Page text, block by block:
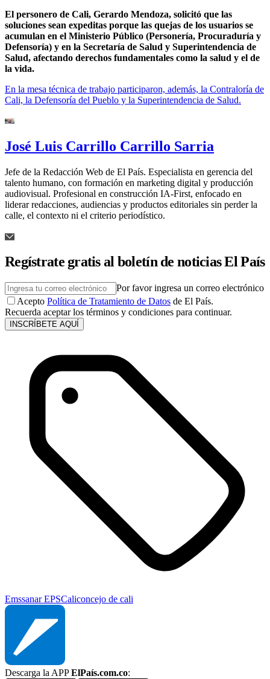
El personero de Cali, Gerardo Mendoza, solicitó que las
soluciones sean expeditas porque las quejas de los usuarios se
acumulan en el Ministerio Público (Personería, Procuraduría y
Defensoría) y en la Secretaría de Salud y Superintendencia de
Salud, afectando derechos fundamentales como la salud y el de
la vida.
En la mesa técnica de trabajo participaron, además, la Contraloría de
Cali, la Defensoría del Pueblo y la Superintendencia de Salud.
José Luis Carrillo Carrillo Sarria
Jefe de la Redacción Web de El País. Especialista en gerencia del
talento humano, con formación en marketing digital y producción
audiovisual. Profesional en construcción IA-First, enfocado en
liderar redacciones, audiencias y productos editoriales sin perder la
calle, el contexto ni el criterio periodístico.
Regístrate gratis al boletín de noticias El País
Por favor ingresa un correo electrónico
Acepto Política de Tratamiento de Datos de El País.
Recuerda aceptar los términos y condiciones para continuar.
INSCRÍBETE AQUÍ
Emssanar EPSCaliconcejo de cali
Descarga la APPElPaís.com.co: